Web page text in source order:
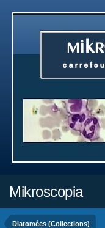
Mikroscopia
Diatomées (Collections)